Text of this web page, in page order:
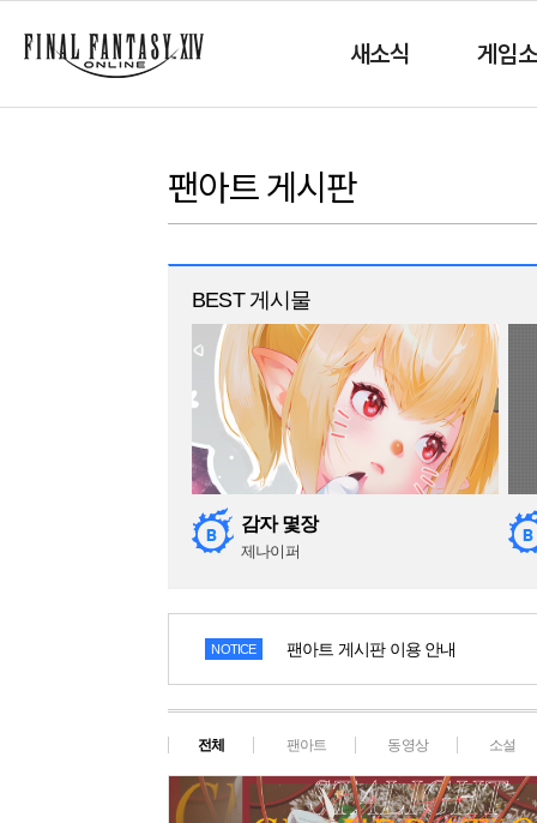
새소식 게임
팬아트 게시판
BEST 게시물
감자 몇장
제나이퍼
NOTICE 팬아트 게시판 이용 안내
전체 팬아트 동영상 소설